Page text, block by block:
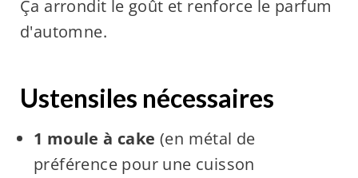
Ça arrondit le goût et renforce le parfum
d'automne.
Ustensiles nécessaires
1 moule à cake (en métal de
préférence pour une cuisson